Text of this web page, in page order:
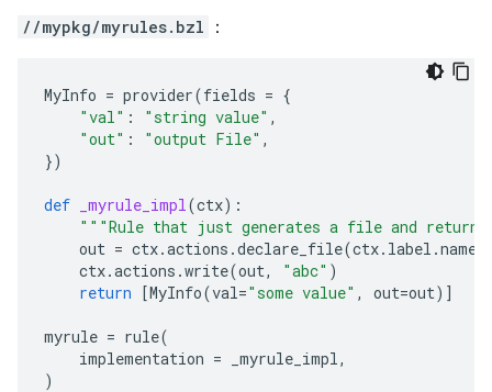
//mypkg/myrules.bzl ：
MyInfo = provider(fields = {
"val" : "string value" ,
"out" : "output File" ,
})
def _myrule_impl(ctx):
"""Rule that just generates a file and
out = ctx.actions .declare_file(ctx. label .name
ctx.actions .write(out, "abc" )
return [MyInfo(val="some value" , out=out)]
myrule = rule(
implementation = _myrule_impl,
)